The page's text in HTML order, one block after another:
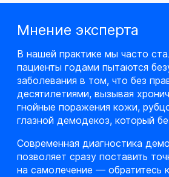
Мнение эксперта
В нашей практике мы часто
пациенты годами пытаются
заболевания в том, что без
десятилетиями, вызывая
гнойные поражения кожи,
глазной демодекоз, который
Современная диагностика
позволяет сразу поставить
на самолечение — обратитесь